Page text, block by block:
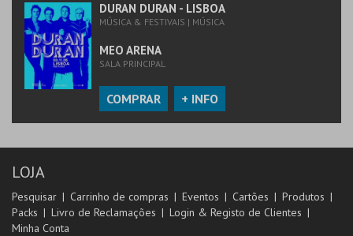
DURAN DURAN - LISBOA
MÚSICA & FESTIVAIS | MÚSICA
MEO ARENA
SALA PRINCIPAL
COMPRAR + INFO
LOJA
Pesquisar Carrinho de compras Eventos Cartões
Produtos
Packs
Livro de Reclamações
Login & Registo de Clientes
Minha Conta